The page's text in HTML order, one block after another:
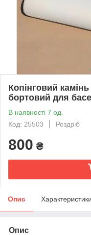
Копінговий
бортовий для
В наявності 7 од.
Код: 25503
Роздріб
800 ₴
Опис Характеристики
Опис